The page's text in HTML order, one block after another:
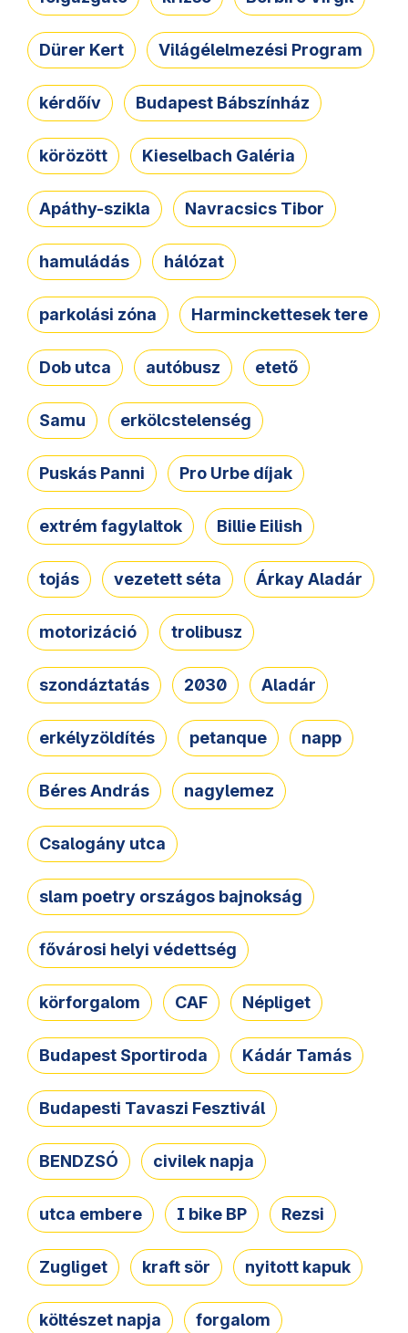
Dürer Kert Világélelmezési Program
kérdőív Budapest Bábszínház
körözött Kieselbach Galéria
Apáthy-szikla Navracsics Tibor
hamuládás hálózat
parkolási zóna Harminckettesek tere
Dob utca autóbusz etető
Samu erkölcstelenség
Puskás Panni Pro Urbe díjak
extrém fagylaltok Billie Eilish
tojás vezetett séta Árkay Aladár
motorizáció trolibusz
szondáztatás 2030 Aladár
erkélyzöldítés petanque napp
Béres András nagylemez
Csalogány utca
slam poetry országos bajnokság
fővárosi helyi védettség
körforgalom CAF Népliget
Budapest Sportiroda Kádár Tamás
Budapesti Tavaszi Fesztivál
BENDZSÓ civilek napja
utca embere I bike BP Rezsi
Zugliget kraft sör nyitott kapuk
költészet napja forgalom